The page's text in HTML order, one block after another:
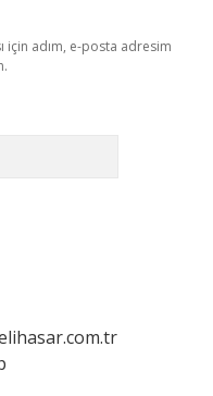
için adım, e-posta adresim